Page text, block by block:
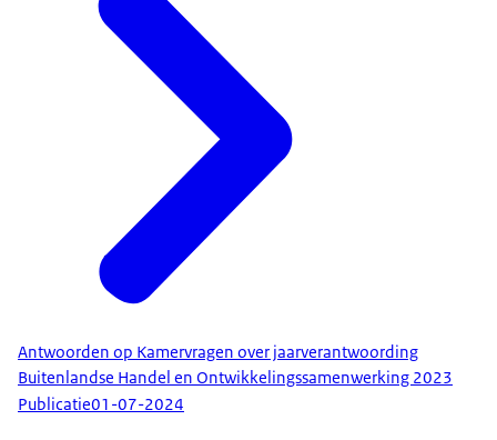
Antwoorden op Kamervragen over jaarverantwoording
Buitenlandse Handel en Ontwikkelingssamenwerking 2023
Publicatie01-07-2024